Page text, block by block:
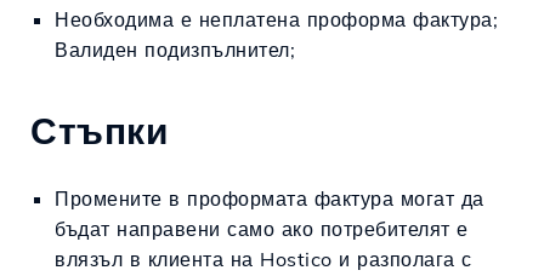
Необходима е неплатена проформа фактура;
Валиден подизпълнител;
Стъпки
Промените в проформата фактура могат да
бъдат направени само ако потребителят е
влязъл в клиента на Hostico и разполага с